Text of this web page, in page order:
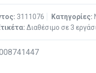
3111076 Κατηγορίες:
Διαθέσιμο σε 3